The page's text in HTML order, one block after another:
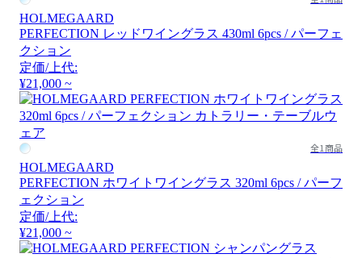
HOLMEGAARD
PERFECTION レッドワイングラス 430ml 6pcs / パーフェ
クション
定価/上代:
¥21,000 ~
全1商品
HOLMEGAARD
PERFECTION ホワイトワイングラス 320ml 6pcs / パーフ
ェクション
定価/上代:
¥21,000 ~